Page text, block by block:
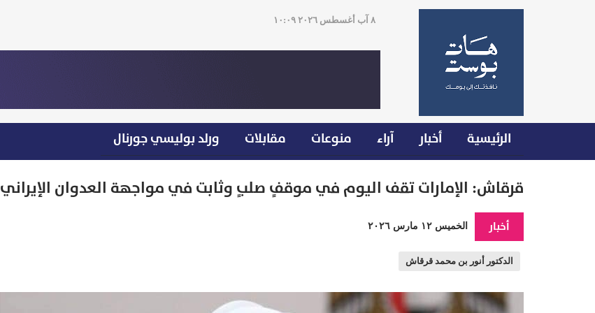
٨ آب أغسطس ٢٠٢٦ ١٠:٠٩
الرئيسية أخبار آراء منوعات مقابلات ورلد بوليسي جورنال
قرقاش: الإمارات تقف اليوم في موقفٍ صلبٍ وثابت في مواجهة العدوان الإيراني
أخبار الخميس ١٢ مارس ٢٠٢٦
الدكتور أنور بن محمد قرقاش